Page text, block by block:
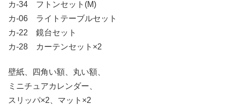
カ-34 フトンセット(M)
カ-06 ライトテーブルセット
カ-22 鏡台セット
カ-28 カーテンセット×2
壁紙、四角い額、丸い額、
ミニチュアカレンダー、
スリッパ×2、マット×2